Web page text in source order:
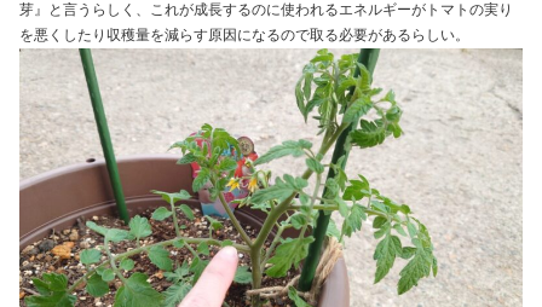
芽』と言うらしく、これが成長するのに使われるエネルギーがトマトの実り
を悪くしたり収穫量を減らす原因になるので取る必要があるらしい。